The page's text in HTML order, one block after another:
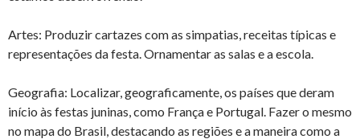
Artes: Produzir cartazes com as simpatias, receitas típicas e
representações da festa. Ornamentar as salas e a escola.
Geografia: Localizar, geograficamente, os países que deram
início às festas juninas, como França e Portugal. Fazer o mesmo
no mapa do Brasil, destacando as regiões e a maneira como a